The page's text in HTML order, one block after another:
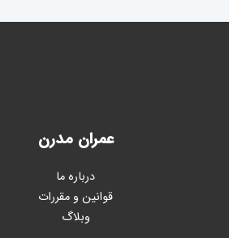
عمران مدرن
درباره ما
قوانین و مقررات
وبلاگ